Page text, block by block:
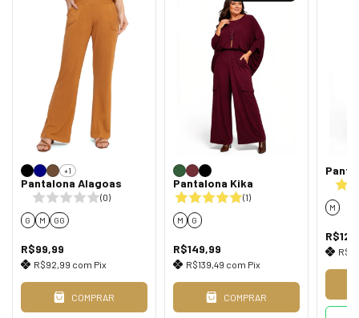
+1
Pantalona Alagoas
(0)
G M GG
R$99,99
R$92,99 com Pix
COMPRAR
Pantalona Kika
(1)
M G
R$149,99
R$139,49 com Pix
COMPRAR
M